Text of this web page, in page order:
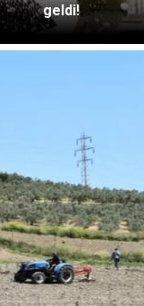
geldi!